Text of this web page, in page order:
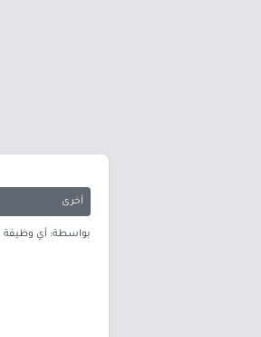
أخرى
بواسطة: أي وظيفة